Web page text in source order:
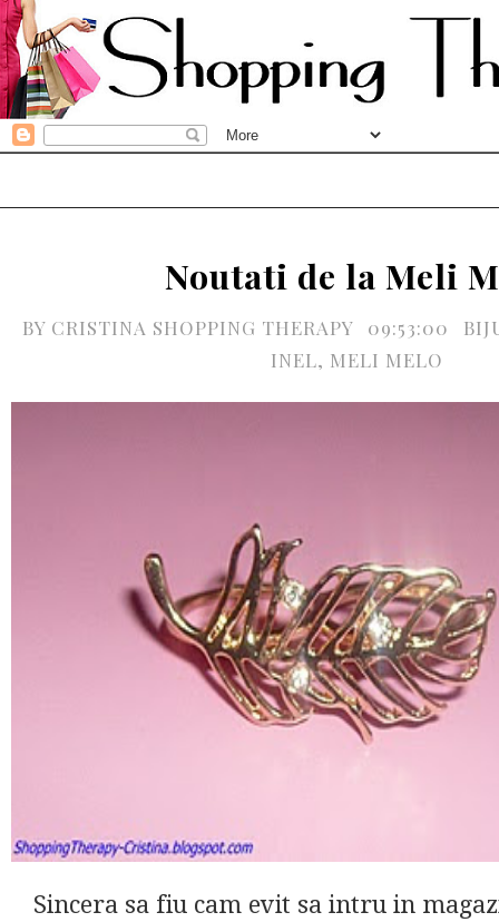
Noutati de la Meli
BY CRISTINA SHOPPING THERAPY 09:53:00
INEL, MELI MELO
Sincera sa fiu cam evit sa intru in